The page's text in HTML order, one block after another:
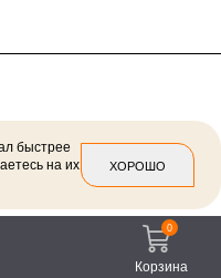
0
Корзина
быстрее
на их
ХОРОШО